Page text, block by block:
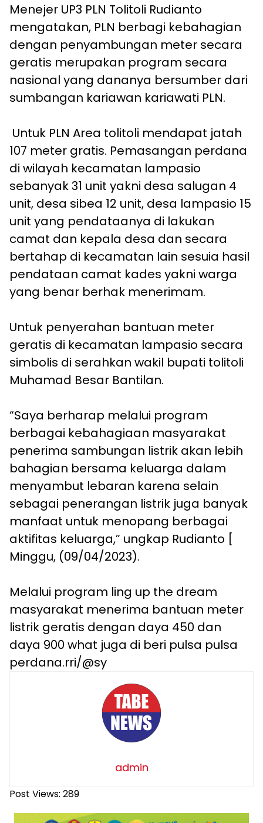
Menejer UP3 PLN Tolitoli Rudianto
mengatakan, PLN berbagi kebahagian
dengan penyambungan meter secara
geratis merupakan program secara
nasional yang dananya bersumber dari
sumbangan kariawan kariawati PLN.
Untuk PLN Area tolitoli mendapat jatah
107 meter gratis. Pemasangan perdana
di wilayah kecamatan lampasio
sebanyak 31 unit yakni desa salugan 4
unit, desa sibea 12 unit, desa lampasio 15
unit yang pendataanya di lakukan
camat dan kepala desa dan secara
bertahap di kecamatan lain sesuia hasil
pendataan camat kades yakni warga
yang benar berhak menerimam.
Untuk penyerahan bantuan meter
geratis di kecamatan lampasio secara
simbolis di serahkan wakil bupati tolitoli
Muhamad Besar Bantilan.
“Saya berharap melalui program
berbagai kebahagiaan masyarakat
penerima sambungan listrik akan lebih
bahagian bersama keluarga dalam
menyambut lebaran karena selain
sebagai penerangan listrik juga banyak
manfaat untuk menopang berbagai
aktifitas keluarga,” ungkap Rudianto [
Minggu, (09/04/2023).
Melalui program ling up the dream
masyarakat menerima bantuan meter
listrik geratis dengan daya 450 dan
daya 900 what juga di beri pulsa pulsa
perdana.rri/@sy
admin
Post Views: 289